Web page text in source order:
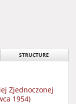
STRUCTURE
Zjednoczonej
1954)